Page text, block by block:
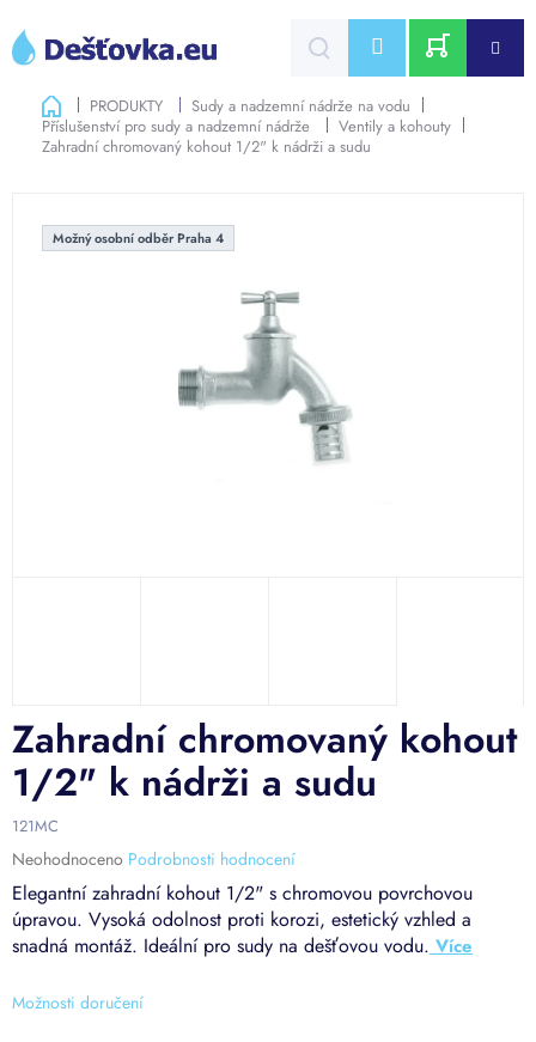
obsah
CZK
NÁKUPNÍ
KOŠÍK
DomůPRODUKTY
Sudy a nadzemní nádrže na vodu
Příslušenství pro sudy a nadzemní nádrže
Ventily a kohouty
Zahradní chromovaný kohout 1/2" k nádrži a sudu
Možný osobní odběr Praha 4
Možnosti doručení
Elegantní zahradní kohout 1/2" s chromovou povrchovou
úpravou. Vysoká odolnost proti korozi, estetický vzhled a
snadná montáž. Ideální pro sudy na dešťovou vodu.
Zahradní chromovaný kohout
1/2" k nádrži a sudu
121MC
Průměrné
hodnocení
produktu
je
0,0
5
hvězdiček.
Neohodnoceno Podrobnosti hodnocení